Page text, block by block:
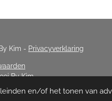
en/of het tonen van
Kim - Privacyverklaring
By Kim